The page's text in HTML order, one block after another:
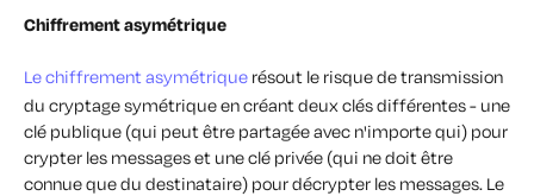
Chiffrement asymétrique
Le chiffrement asymétrique résout le risque de transmission
du cryptage symétrique en créant deux clés différentes - une
clé publique (qui peut être partagée avec n'importe qui) pour
crypter les messages et une clé privée (qui ne doit être
connue que du destinataire) pour décrypter les messages. Le